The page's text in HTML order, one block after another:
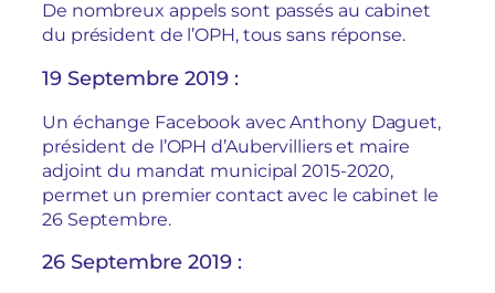
De nombreux appels sont passés au cabinet
du président de l’OPH, tous sans réponse.
19 Septembre 2019 :
Un échange Facebook avec Anthony Daguet,
président de l’OPH d’Aubervilliers et maire
adjoint du mandat municipal 2015-2020,
permet un premier contact avec le cabinet le
26 Septembre.
26 Septembre 2019 :